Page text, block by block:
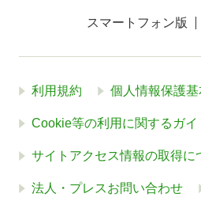
スマートフォン版
利用規約 個人情報保護
Cookie等の利用に関するガイ
サイトアクセス情報の取得に
法人・プレスお問い合わせ